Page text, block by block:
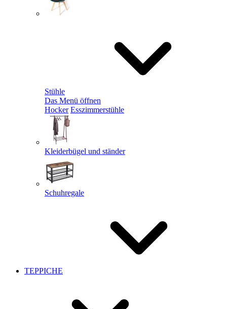
Stühle
Das Menü öffnen
Hocker Esszimmerstühle
Kleiderbügel und ständer
Schuhregale
TEPPICHE